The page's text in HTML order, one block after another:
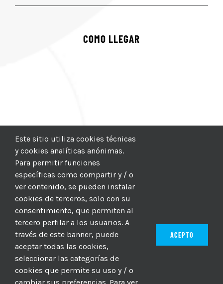
COMO LLEGAR
© 2012–2025 |CICIC| Hosting: Hosting Para PYMES
MBAGIO.COM
| Todos los derechos reservados
Este sitio utiliza cookies técnicas
y cookies analíticas anónimas.
Para permitir funciones
específicas como compartir y / o
ver contenido, se pueden instalar
cookies de terceros, solo con su
consentimiento, que permiten al
tercero perfilar a los usuarios. A
través de este banner, puede
aceptar todas las cookies,
seleccionar las categorías de
cookies que permite su uso y / o
ACEPTO